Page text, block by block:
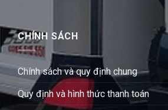
CHÍNH SÁCH
Chính sách và quy định chung
Quy định và hình thức thanh toán